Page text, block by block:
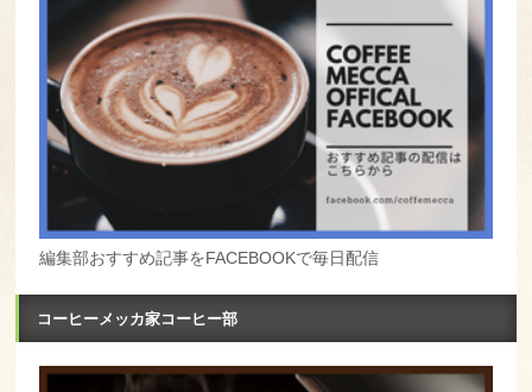
編集部おすすめ記事をFACEBOOKで毎日配信
コーヒーメッカ家コーヒー部